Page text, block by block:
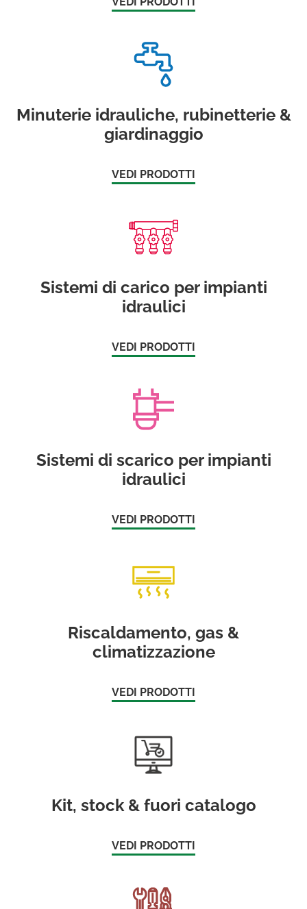
Minuterie idrauliche, rubinetterie &
giardinaggio
VEDI PRODOTTI
Sistemi di carico per impianti
idraulici
VEDI PRODOTTI
Sistemi di scarico per impianti
idraulici
VEDI PRODOTTI
Riscaldamento, gas &
climatizzazione
VEDI PRODOTTI
Kit, stock & fuori catalogo
VEDI PRODOTTI